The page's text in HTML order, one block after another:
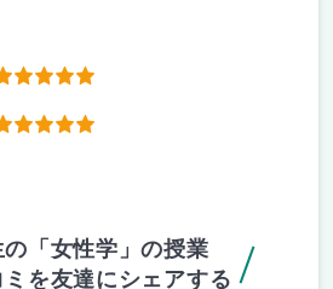
「女性学」の授業
を友達にシェアする